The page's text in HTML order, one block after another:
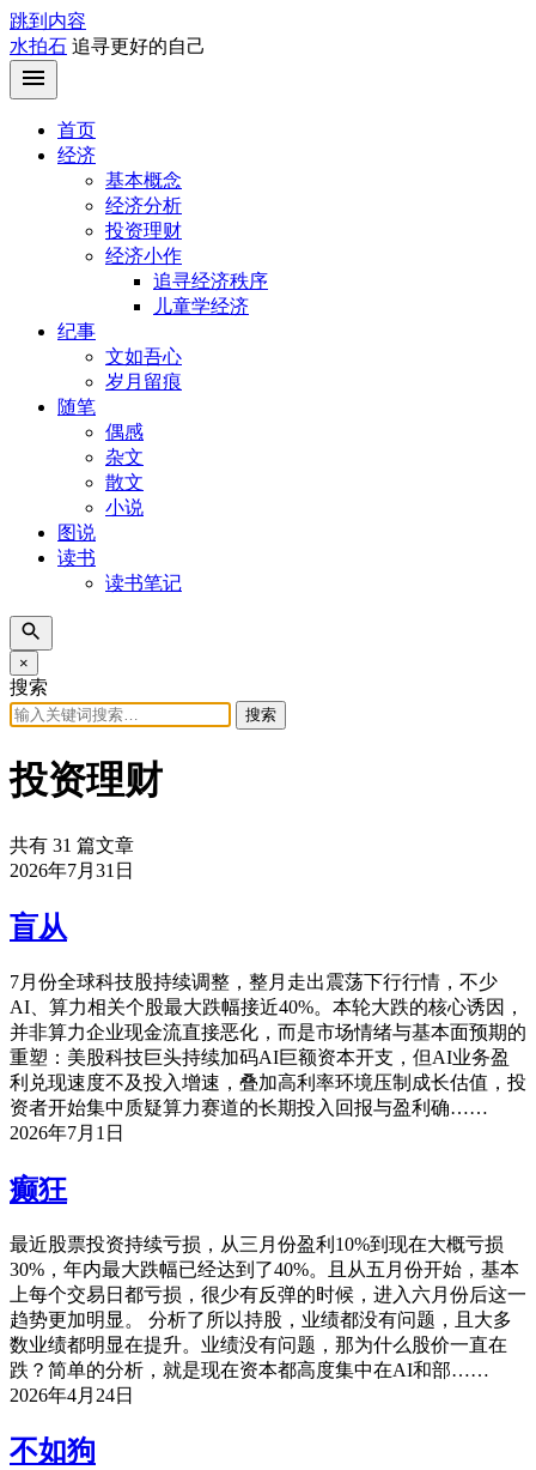
跳到内容
水拍石 追寻更好的自己
首页
经济
基本概念
经济分析
投资理财
经济小作
追寻经济秩序
儿童学经济
纪事
文如吾心
岁月留痕
随笔
偶感
杂文
散文
小说
图说
读书
读书笔记
×
搜索
搜索
投资理财
共有 31 篇文章
2026年7月31日
盲从
7月份全球科技股持续调整，整月走出震荡下行行情，不少
AI、算力相关个股最大跌幅接近40%。本轮大跌的核心诱因，
并非算力企业现金流直接恶化，而是市场情绪与基本面预期的
重塑：美股科技巨头持续加码AI巨额资本开支，但AI业务盈
利兑现速度不及投入增速，叠加高利率环境压制成长估值，投
资者开始集中质疑算力赛道的长期投入回报与盈利确……
2026年7月1日
癫狂
最近股票投资持续亏损，从三月份盈利10%到现在大概亏损
30%，年内最大跌幅已经达到了40%。且从五月份开始，基本
上每个交易日都亏损，很少有反弹的时候，进入六月份后这一
趋势更加明显。 分析了所以持股，业绩都没有问题，且大多
数业绩都明显在提升。业绩没有问题，那为什么股价一直在
跌？简单的分析，就是现在资本都高度集中在AI和部……
2026年4月24日
不如狗